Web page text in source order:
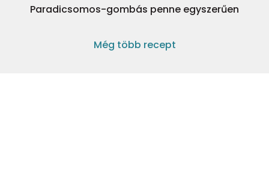
Paradicsomos-gombás penne egyszerűen
Még több recept